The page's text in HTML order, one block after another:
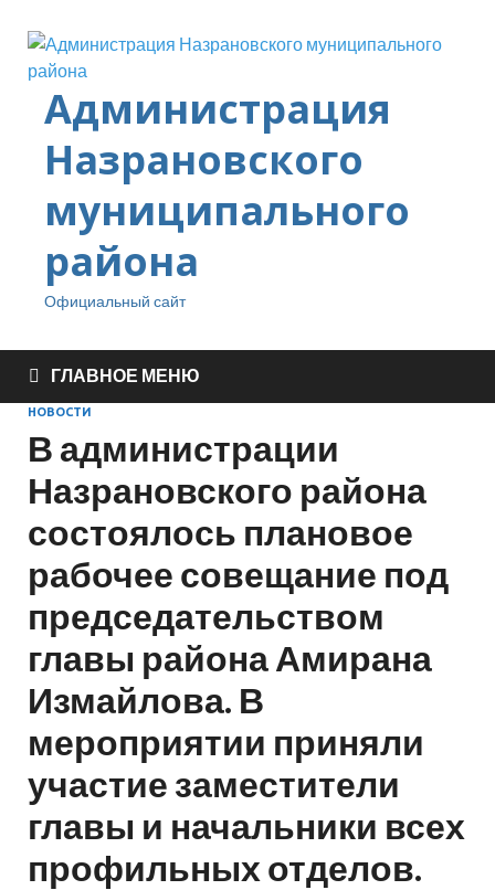
Администрация
Назрановского
муниципального
района
Официальный сайт
ГЛАВНОЕ МЕНЮ
НОВОСТИ
В администрации
Назрановского района
состоялось плановое
рабочее совещание под
председательством
главы района Амирана
Измайлова. В
мероприятии приняли
участие заместители
главы и начальники всех
профильных отделов.